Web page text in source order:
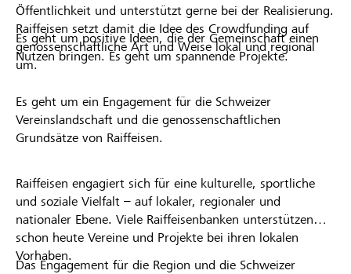
Öffentlichkeit und unterstützt gerne bei der Realisierung.
Raiffeisen setzt damit die Idee des Crowdfunding auf
genossenschaftliche Art und Weise lokal und regional
um.
Es geht um positive Ideen, die der Gemeinschaft einen
Nutzen bringen. Es geht um spannende Projekte.
Es geht um ein Engagement für die Schweizer
Vereinslandschaft und die genossenschaftlichen
Grundsätze von Raiffeisen.
Raiffeisen engagiert sich für eine kulturelle, sportliche
und soziale Vielfalt – auf lokaler, regionaler und
nationaler Ebene. Viele Raiffeisenbanken unterstützen
schon heute Vereine und Projekte bei ihren lokalen
Vorhaben.
Das Engagement für die Region und die Schweizer